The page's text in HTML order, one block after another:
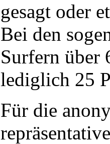
gesagt oder
Bei den
Surfern über
lediglich 25
Für die